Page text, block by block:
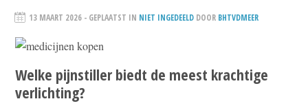
13 MAART 2026 - GEPLAATST IN NIET INGEDEELD DOOR BHTVDMEER
Welke pijnstiller biedt de meest krachtige
verlichting?